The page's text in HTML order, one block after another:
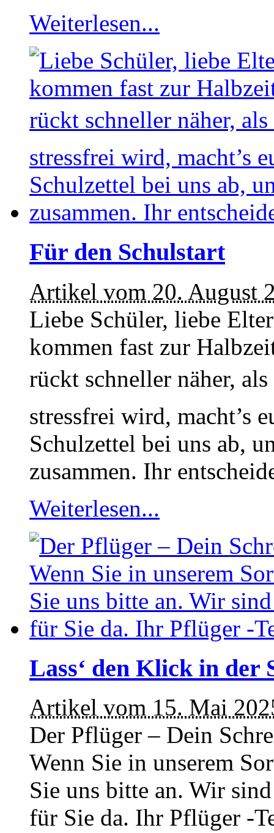
Weiterlesen...
Für den Schulstart
Artikel vom 20. August
Liebe Schüler, liebe
kommen fast zur
rückt schneller näher,
stressfrei wird, macht’s
Schulzettel bei uns ab,
zusammen. Ihr
Weiterlesen...
Lass‘ den Klick in der
Artikel vom 15. Mai
Der Pflüger – Dein
Wenn Sie in unserem
Sie uns bitte an. Wir
für Sie da. Ihr Pflüger -